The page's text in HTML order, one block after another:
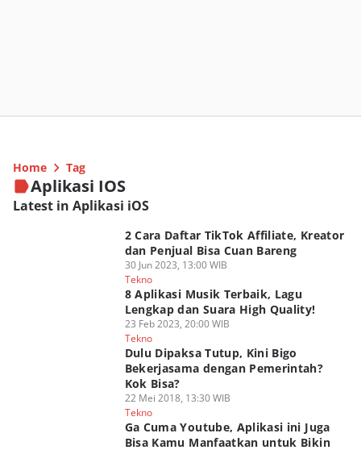
Home Tag
Aplikasi IOS
Latest in Aplikasi iOS
2 Cara Daftar TikTok Affiliate, Kreator
dan Penjual Bisa Cuan Bareng
30 Jun 2023, 13:00 WIB
Tekno
8 Aplikasi Musik Terbaik, Lagu
Lengkap dan Suara High Quality!
23 Feb 2023, 20:00 WIB
Tekno
Dulu Dipaksa Tutup, Kini Bigo
Bekerjasama dengan Pemerintah?
Kok Bisa?
22 Mei 2018, 13:30 WIB
Tekno
Ga Cuma Youtube, Aplikasi ini Juga
Bisa Kamu Manfaatkan untuk Bikin